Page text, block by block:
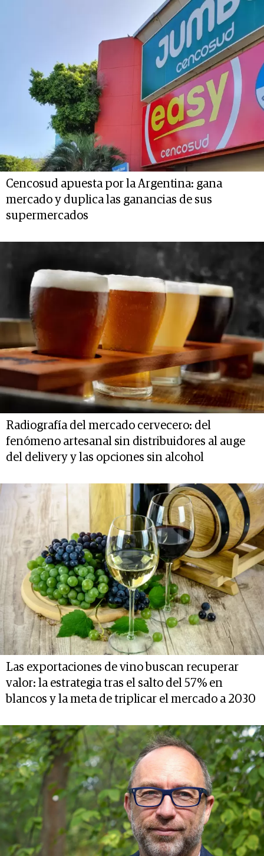
Cencosud apuesta por la Argentina: gana
mercado y duplica las ganancias de sus
supermercados
Radiografía del mercado cervecero: del
fenómeno artesanal sin distribuidores al auge
del delivery y las opciones sin alcohol
Las exportaciones de vino buscan recuperar
valor: la estrategia tras el salto del 57% en
blancos y la meta de triplicar el mercado a 2030